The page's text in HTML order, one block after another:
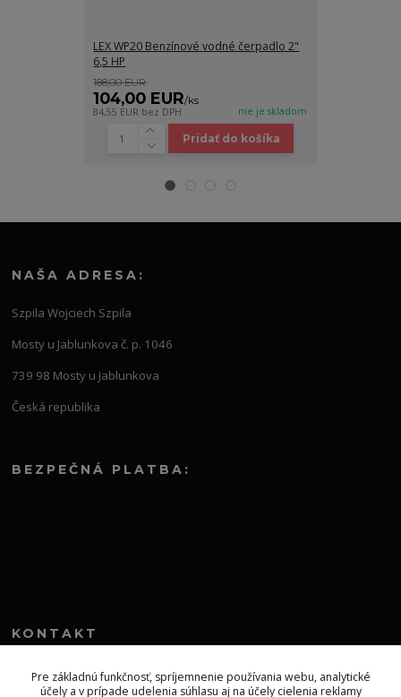
LEX WP20 Benzínové vodné čerpadlo 2"
6,5 HP
188,00 EUR
104,00 EUR/ks
84,55 EUR bez DPH nie je skladom
Pridať do košíka
NAŠA ADRESA:
Szpila Wojciech Szpila
Mosty u Jablunkova č. p. 1046
739 98 Mosty u Jablunkova
Česká republika
BEZPEČNÁ PLATBA:
KONTAKT
+421 552 304 860
Po-Pia 8.00-13.00
Pre základnú funkčnosť, spríjemnenie používania webu, analytické
účely a v prípade udelenia súhlasu aj na účely cielenia reklamy